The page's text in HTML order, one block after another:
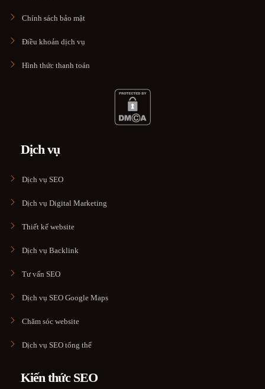
Chính sách bảo mật
Điều khoản dịch vụ
Hình thức thanh toán
Dịch vụ
Dịch vụ SEO
Dịch vụ Digital Marketing
Thiết kế website
Dịch vụ Backlink
Tư vấn SEO
Dịch vụ SEO Google Maps
Chăm sóc website
Dịch vụ SEO tổng thể
Kiến thức SEO